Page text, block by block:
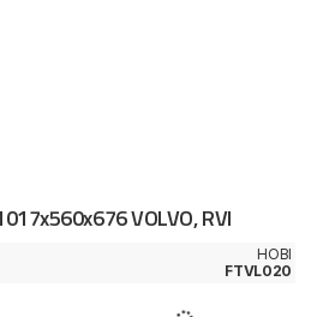
VOLVO, RVI
HOBI
FTVL020